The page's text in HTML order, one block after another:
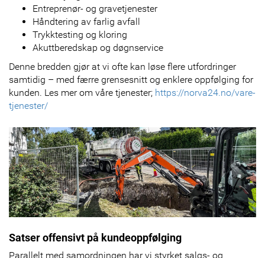
Entreprenør- og gravetjenester
Håndtering av farlig avfall
Trykktesting og kloring
Akuttberedskap og døgnservice
Denne bredden gjør at vi ofte kan løse flere utfordringer
samtidig – med færre grensesnitt og enklere oppfølging for
kunden. Les mer om våre tjenester; https://norva24.no/vare-
tjenester/
Satser offensivt på kundeoppfølging
Parallelt med samordningen har vi styrket salgs- og